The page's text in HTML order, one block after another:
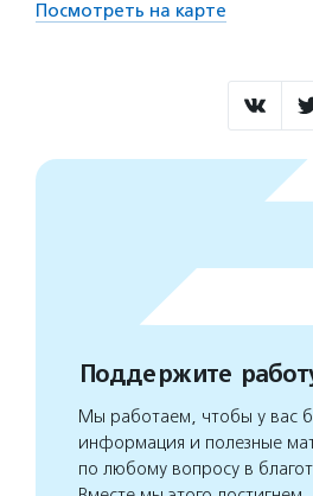
Посмотреть на карте
Поддержите
Мы работаем, чтобы у вас
информация и полезные
по любому вопросу в